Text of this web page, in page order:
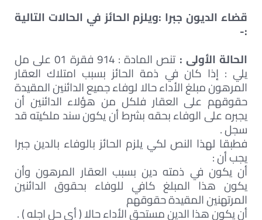
قضاء الديون جبرا :ويلزم الحائز في الحالات التالية
:-
الحالة الأولى :
تنص المادة : 914 فقرة 01 على مل
يلي : إذا كان في ذمة الحائز بسبب امتلاك العقار
المرهون مبلغ الأداء حالا لوفاء جميع الدائنين المقيدة
حقوقهم على العقار فلكل من هؤلاء الدائنين أن
يجبره على الوفاء بحقه بشرط أن يكون سند ملكيته قد
سجل .
فطبقا لهذا النص لكي يلزم الحائز بالوفاء بالدين جبرا
يجب أن :
أن يكون في ذمته دين بسبب العقار المرهون وأن
يكون هذا المبلغ كافي للوفاء بحقوق الدائنين
المرتهنين المقيدة حقوقهم
أن يكون هذا الدين مستحق الأداء حالا ( أي حل اجله ) .